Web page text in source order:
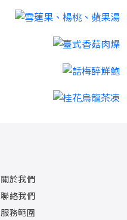
關於我們
聯絡我們
服務範圍